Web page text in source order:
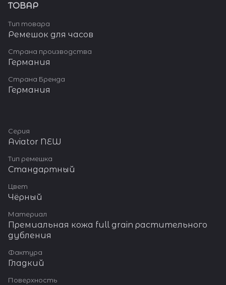
ТОВАР
Тип товара
Ремешок для часов
Страна производства
Германия
Страна Бренда
Германия
Серия
Aviator NEW
Тип ремешка
Стандартный
Цвет
Чёрный
Материал
Премиальная кожа full grain растительного
дубления
Фактура
Гладкий
Поверхность